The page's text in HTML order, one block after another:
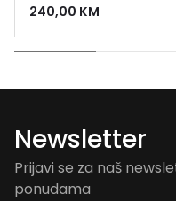
gel za tusiranje +
240,00 KM
Newsletter
Prijavi se za naš
ponudama